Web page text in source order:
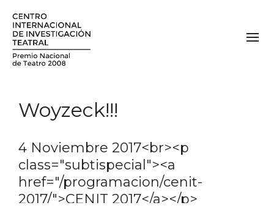
Woyzeck!!!
4 Noviembre 2017<br><p
class="subtispecial"><a
href="/programacion/cenit-
2017/">CENIT 2017</a></p>